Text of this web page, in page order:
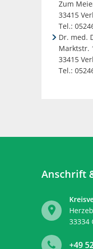
Zum
33415 Verl
Tel.:
Dr. med.
Marktstr.
33415 Verl
Tel.:
Anschrift
33334
+49